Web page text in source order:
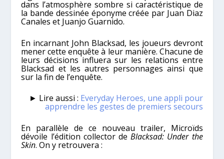
dans l’atmosphère sombre si caractéristique de
la bande dessinée éponyme créée par Juan Diaz
Canales et Juanjo Guarnido.
En incarnant John Blacksad, les joueurs devront
mener cette enquête à leur manière. Chacune de
leurs décisions influera sur les relations entre
Blacksad et les autres personnages ainsi que
sur la fin de l’enquête.
► Lire aussi : Everyday Heroes, une appli pour
apprendre les gestes de premiers secours
En parallèle de ce nouveau trailer, Microïds
dévoile l’édition collector deBlacksad: Under the
Skin. On y retrouvera :